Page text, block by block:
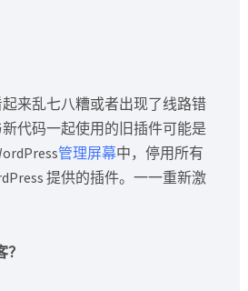
来乱七八糟或者出现了线路错
代码一起使用的旧插件可能是
管理屏幕中，停用所有
提供的插件。一一重新激